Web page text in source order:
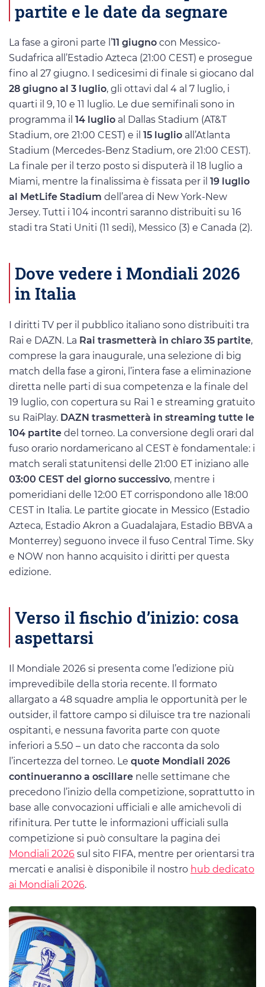
partite e le date da segnare
La fase a gironi parte l’11 giugno con Messico-
Sudafrica all’Estadio Azteca (21:00 CEST) e prosegue
fino al 27 giugno. I sedicesimi di finale si giocano dal
28 giugno al 3 luglio, gli ottavi dal 4 al 7 luglio, i
quarti il 9, 10 e 11 luglio. Le due semifinali sono in
programma il 14 luglio al Dallas Stadium (AT&T
Stadium, ore 21:00 CEST) e il 15 luglio all’Atlanta
Stadium (Mercedes-Benz Stadium, ore 21:00 CEST).
La finale per il terzo posto si disputerà il 18 luglio a
Miami, mentre la finalissima è fissata per il 19 luglio
al MetLife Stadium dell’area di New York-New
Jersey. Tutti i 104 incontri saranno distribuiti su 16
stadi tra Stati Uniti (11 sedi), Messico (3) e Canada (2).
Dove vedere i Mondiali 2026
in Italia
I diritti TV per il pubblico italiano sono distribuiti tra
Rai e DAZN. La Rai trasmetterà in chiaro 35 partite,
comprese la gara inaugurale, una selezione di big
match della fase a gironi, l’intera fase a eliminazione
diretta nelle parti di sua competenza e la finale del
19 luglio, con copertura su Rai 1 e streaming gratuito
su RaiPlay. DAZN trasmetterà in streaming tutte le
104 partite del torneo. La conversione degli orari dal
fuso orario nordamericano al CEST è fondamentale: i
match serali statunitensi delle 21:00 ET iniziano alle
03:00 CEST del giorno successivo, mentre i
pomeridiani delle 12:00 ET corrispondono alle 18:00
CEST in Italia. Le partite giocate in Messico (Estadio
Azteca, Estadio Akron a Guadalajara, Estadio BBVA a
Monterrey) seguono invece il fuso Central Time. Sky
e NOW non hanno acquisito i diritti per questa
edizione.
Verso il fischio d’inizio: cosa
aspettarsi
Il Mondiale 2026 si presenta come l’edizione più
imprevedibile della storia recente. Il formato
allargato a 48 squadre amplia le opportunità per le
outsider, il fattore campo si diluisce tra tre nazionali
ospitanti, e nessuna favorita parte con quote
inferiori a 5.50 – un dato che racconta da solo
l’incertezza del torneo. Le quote Mondiali 2026
continueranno a oscillare nelle settimane che
precedono l’inizio della competizione, soprattutto in
base alle convocazioni ufficiali e alle amichevoli di
rifinitura. Per tutte le informazioni ufficiali sulla
competizione si può consultare la pagina dei
Mondiali 2026 sul sito FIFA, mentre per orientarsi tra
mercati e analisi è disponibile il nostro hub dedicato
ai Mondiali 2026.